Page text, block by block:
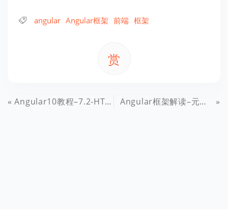
angular Angular框架 前端 框架
赏
Angular10教程–7.2-HTTP拦截器 Angular框架解读–元数据和装饰器